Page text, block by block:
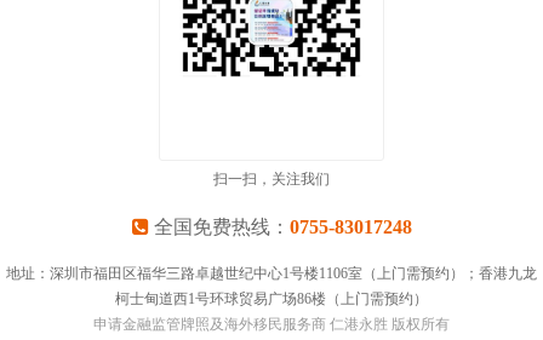
扫一扫，关注我们
全国免费热线： 0755-83017248
地址：深圳市福田区福华三路卓越世纪中心1号楼1106室（上门需预约）；香港九龙
柯士甸道西1号环球贸易广场86楼（上门需预约）
申请金融监管牌照及海外移民服务商 仁港永胜 版权所有